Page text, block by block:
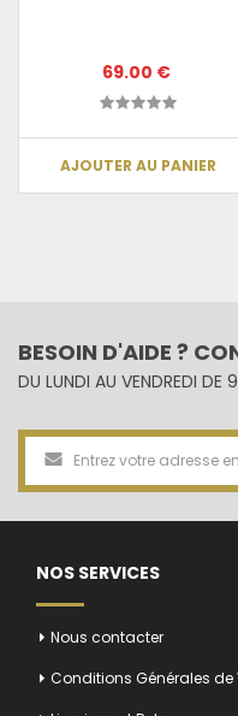
69.00 €
AJOUTER AU PANIER
BESOIN D'AIDE ?
DU LUNDI AU VENDREDI DE
NOS SERVICES
Nous contacter
Conditions Générales de